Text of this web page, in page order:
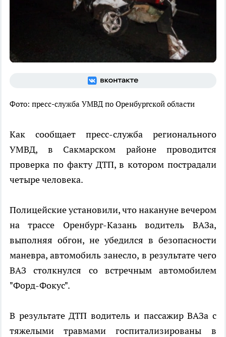
Фото: пресс-служба УМВД по Оренбургской области
Как сообщает пресс-служба регионального
УМВД, в Сакмарском районе проводится
проверка по факту ДТП, в котором пострадали
четыре человека.
Полицейские установили, что накануне вечером
на трассе Оренбург-Казань водитель ВАЗа,
выполняя обгон, не убедился в безопасности
маневра, автомобиль занесло, в результате чего
ВАЗ столкнулся со встречным автомобилем
"Форд-Фокус".
В результате ДТП водитель и пассажир ВАЗа с
тяжелыми травмами госпитализированы в